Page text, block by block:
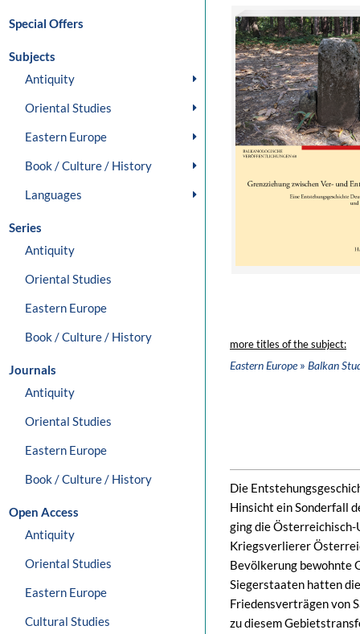
Special Offers
Subjects
Antiquity
Oriental Studies
Eastern Europe
Book / Culture / History
Languages
Series
Antiquity
Oriental Studies
Eastern Europe
Book / Culture / History
Journals
Antiquity
Oriental Studies
Eastern Europe
Book / Culture / History
Open Access
Antiquity
Oriental Studies
Eastern Europe
Cultural Studies
more titles of the subject:
Eastern Europe» Balkan
Die
Hinsicht ein Sonderfall
ging die
Kriegsverlierer
Bevölkerung bewohnte
Siegerstaaten hatten
Friedensverträgen von
zu diesem